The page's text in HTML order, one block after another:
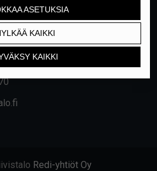
01800 KLAUKKALA
Redi-yhtiöt Oy